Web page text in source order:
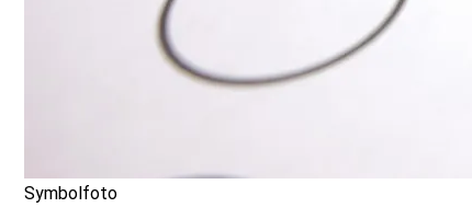
Symbolfoto